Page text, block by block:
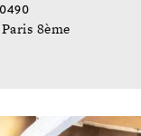
8ème